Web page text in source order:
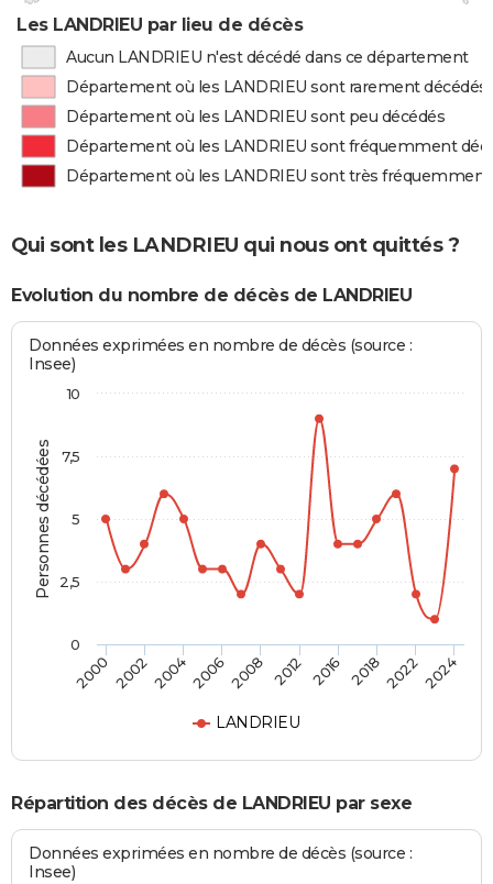
Les LANDRIEU par lieu de décès
Aucun LANDRIEU n'est décédé dans ce département
Département où les LANDRIEU sont rarement décédés
Département où les LANDRIEU sont peu décédés
Département où les LANDRIEU sont fréquemment
Département où les LANDRIEU sont très fréquemment
Qui sont les LANDRIEU qui nous ont quittés ?
Evolution du nombre de décès de LANDRIEU
Personnes décédées
Données exprimées en nombre de décès (source :
Insee)
LANDRIEU
2000 2002200420062008 2012 2016 201820222024
0
2,5
5
7,5
10
Répartition des décès de LANDRIEU par sexe
Données exprimées en nombre de décès (source :
Insee)